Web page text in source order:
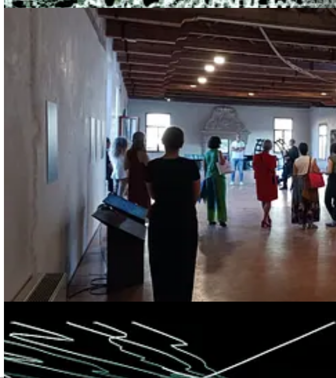
L’idea antica dell’Arca di salvare le forme di vita esistenti dall’estinzione è qui aggiornata ad un'idea
traducendo le sequenze del suo DNA in onde sonore.
Ad ogni specie di animali, vegetali, funghi,
L’artista ha infatti elaborato in collaborazione creativacon il programmatore Alex Piacentini e lo
DNA, mutate in paesaggi sonori attraverso la pratica della sonificazione dei dati , inserite anche nei
E’ quindi possibile ascoltare le sonificazioni del DNA di alcune specie con delle caratteristiche
resiliente in grado di sopravvivere anche nello spazio cosmico per un intero anno, o ancora il DNA e il
fantasmatica di una vita perduta, resuscitata in onde sonore.
Oltre a questi soggetti è possibile ascoltare paesaggi sonori ottenuti con frammenti di suoni
veneziana in via di estinzione: il mollusco Pinna Nobilis e la pianta alofita di barena Spartinia Maritima.
Previous
Next
Comments Restacks